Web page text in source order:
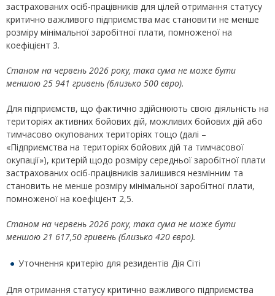
застрахованих осіб-працівників для цілей отримання статусу
критично важливого підприємства має становити не менше
розміру мінімальної заробітної плати, помноженої на
коефіцієнт 3.
Станом на червень 2026 року, така сума не може бути
меншою 25 941 гривень (близько 500 євро).
Для підприємств, що фактично здійснюють свою діяльність на
територіях активних бойових дій, можливих бойових дій або
тимчасово окупованих територіях тощо (далі –
«Підприємства на територіях бойових дій та тимчасової
окупації»), критерій щодо розміру середньої заробітної плати
застрахованих осіб-працівників залишився незмінним та
становить не менше розміру мінімальної заробітної плати,
помноженої на коефіцієнт 2,5.
Станом на червень 2026 року, така сума не може бути
меншою 21 617,50 гривень (близько 420 євро).
Уточнення критерію для резидентів Дія Сіті
Для отримання статусу критично важливого підприємства